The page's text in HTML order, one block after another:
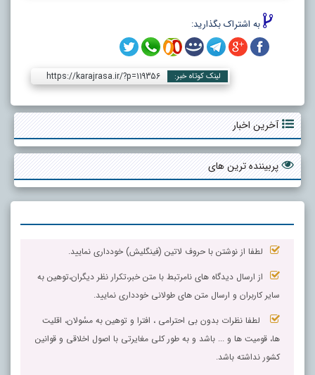
به اشتراک بگذارید:
لینک کوتاه خبر: https://karajrasa.ir/?p=119356
آخرین اخبار
پربیننده ترین های
لطفا از نوشتن با حروف لاتین (فینگلیش) خودداری نمایید.
از ارسال دیدگاه های نامرتبط با متن خبر،تکرار نظر دیگران،توهین به
سایر کاربران و ارسال متن های طولانی خودداری نمایید.
لطفا نظرات بدون بی احترامی ، افترا و توهین به مسٔولان، اقلیت
ها، قومیت ها و ... باشد و به طور کلی مغایرتی با اصول اخلاقی و قوانین
کشور نداشته باشد.